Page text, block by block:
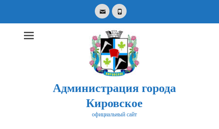
EmailPhone
Администрация города
Кировское
официальный сайт